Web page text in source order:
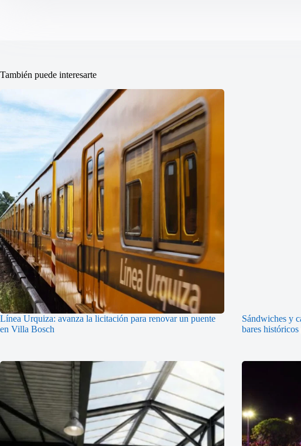
También puede interesarte
Línea Urquiza: avanza la licitación para renovar un puente
en Villa Bosch
Sándwiches y
bares